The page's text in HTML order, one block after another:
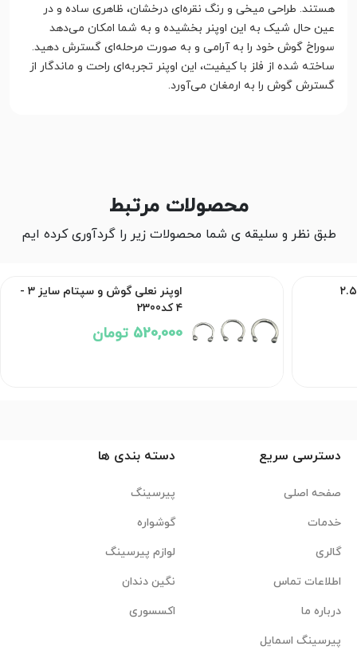
هستند. طراحی میخی و رنگ نقره‌ای درخشان، ظاهری ساده و در
عین حال شیک به این اوپنر بخشیده و به شما امکان می‌دهد
سوراخ گوش خود را به آرامی و به صورت مرحله‌ای گسترش دهید.
ساخته شده از فلز با کیفیت، این اوپنر تجربه‌ای راحت و ماندگار از
گسترش گوش را به ارمغان می‌آورد.
محصولات مرتبط
طبق نظر و سلیقه ی شما محصولات زیر را گردآوری کرده ایم
اوپنر گوش میخ سایز ۲ - ۲.۵
اوپنر نعلی گوش و سپتام سایز 3 -
۴ کد2300
520,000 تومان
دسترسی سریع
صفحه اصلی
خدمات
گالری
اطلاعات تماس
درباره ما
پیرسینگ اسمایل
دسته بندی ها
پیرسینگ
گوشواره
لوازم پیرسینگ
نگین دندان
اکسسوری